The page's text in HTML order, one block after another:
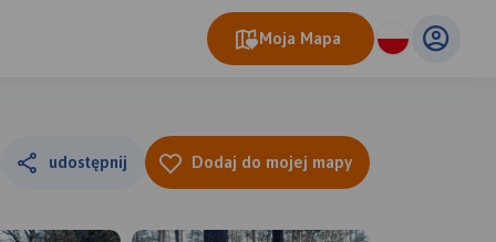
Moja Mapa
udostępnij Dodaj do mojej mapy